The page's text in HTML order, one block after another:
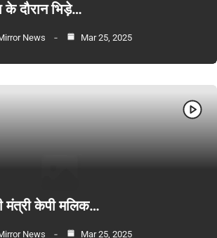
के दौरान भिड़े…
News Mar 25, 2025
मंत्री केपी मलिक…
News Mar 25, 2025